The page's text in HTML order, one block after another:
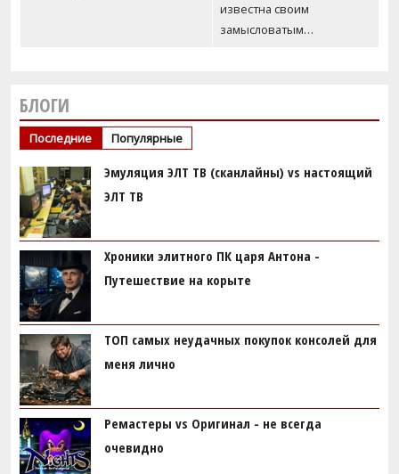
БЛОГИ
Последние Популярные
Эмуляция ЭЛТ ТВ (сканлайны) vs настоящий
ЭЛТ ТВ
Хроники элитного ПК царя Антона -
Путешествие на корыте
ТОП самых неудачных покупок консолей для
меня лично
Ремастеры vs Оригинал - не всегда
очевидно
известна своим
замысловатым…